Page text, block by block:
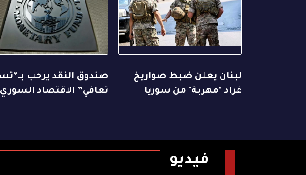
لبنان يعلن ضبط صواريخ
غراد "مهربة" من سوريا
صندوق النقد يرحب
تعافي” الاقتصاد السوري
فيديو